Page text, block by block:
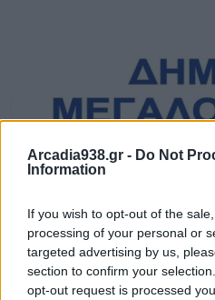
Arcadia938.gr - Do Not
Information
If you wish to opt-out of the
processing of your personal or
targeted advertising by us,
section to confirm your
opt-out request is processed